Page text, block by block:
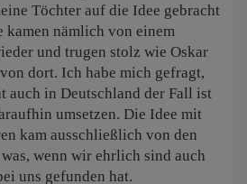
Töchter auf die Idee gebracht
kamen nämlich von einem
und trugen stolz wie Oskar
dort. Ich habe mich gefragt,
auch in Deutschland der Fall ist
umsetzen. Die Idee mit
kam ausschließlich von den
wenn wir ehrlich sind auch
uns gefunden hat.